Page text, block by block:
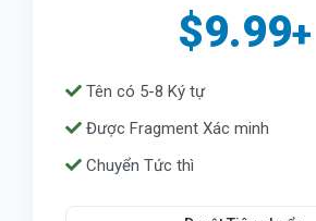
$9.99+
Tên có 5-8 Ký tự
Được Fragment Xác minh
Chuyển Tức thì